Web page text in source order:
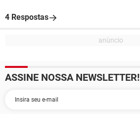
4 Respostas
ASSINE NOSSA NEWSLETTER!